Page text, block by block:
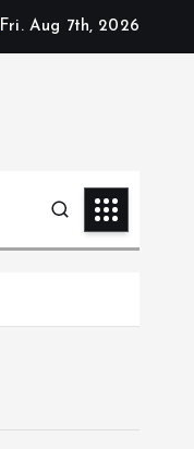
Fri. Aug 7th, 2026